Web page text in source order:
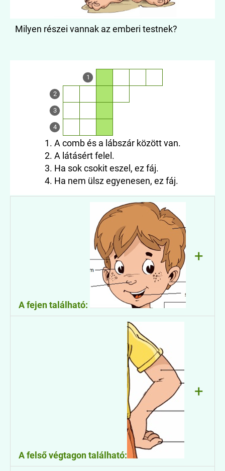
Milyen részei vannak az emberi testnek?
1
2
3
4
1. A comb és a lábszár között van.
2. A látásért felel.
3. Ha sok csokit eszel, ez fáj.
4. Ha nem ülsz egyenesen, ez fáj.
A fejen található:
+
A felső végtagon található:
+